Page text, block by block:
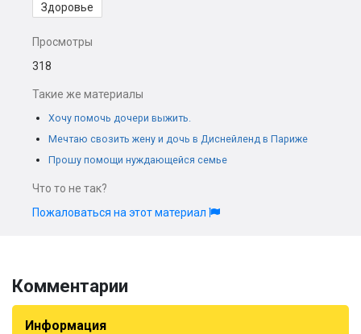
Здоровье
Просмотры
318
Такие же материалы
Хочу помочь дочери выжить.
Мечтаю свозить жену и дочь в Диснейленд в Париже
Прошу помощи нуждающейся семье
Что то не так?
Пожаловаться на этот материал
Комментарии
Информация